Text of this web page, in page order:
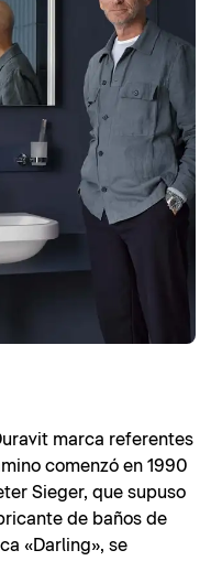
marca referentes
comenzó en 1990
Sieger, que supuso
de baños de
«Darling», se